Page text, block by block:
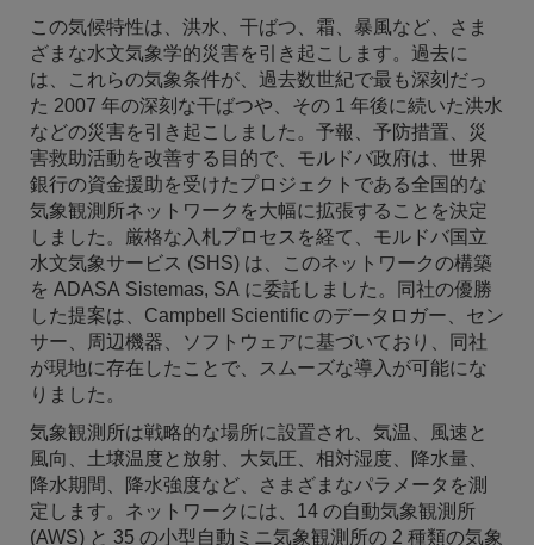
この気候特性は、洪水、干ばつ、霜、暴風など、さま
ざまな水文気象学的災害を引き起こします。過去に
は、これらの気象条件が、過去数世紀で最も深刻だっ
た 2007 年の深刻な干ばつや、その 1 年後に続いた洪水
などの災害を引き起こしました。予報、予防措置、災
害救助活動を改善する目的で、モルドバ政府は、世界
銀行の資金援助を受けたプロジェクトである全国的な
気象観測所ネットワークを大幅に拡張することを決定
しました。厳格な入札プロセスを経て、モルドバ国立
水文気象サービス (SHS) は、このネットワークの構築
を ADASA Sistemas, SA に委託しました。同社の優勝
した提案は、Campbell Scientific のデータロガー、セン
サー、周辺機器、ソフトウェアに基づいており、同社
が現地に存在したことで、スムーズな導入が可能にな
りました。
気象観測所は戦略的な場所に設置され、気温、風速と
風向、土壌温度と放射、大気圧、相対湿度、降水量、
降水期間、降水強度など、さまざまなパラメータを測
定します。ネットワークには、14 の自動気象観測所
(AWS) と 35 の小型自動ミニ気象観測所の 2 種類の気象